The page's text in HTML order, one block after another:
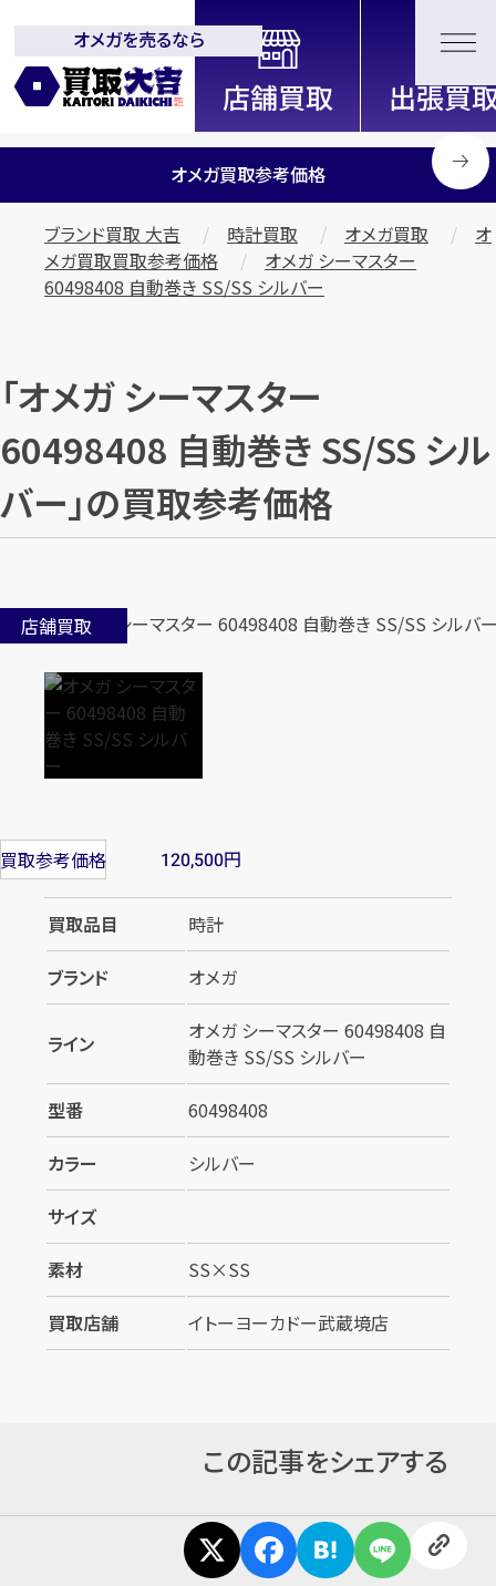
全国2200店舗以上展開中！
信頼と実績の買取専門店「買取大
吉」
オメガを売るなら
オメガ買取参考価格
ブランド買取 大吉 時計買取 オメガ買取
オ
メガ買取買取参考価格
オメガ シーマスター
60498408 自動巻き SS/SS シルバー
「オメガ シーマスター
60498408 自動巻き SS/SS シル
バー」の買取参考価格
店舗買取
買取参考価格 120,500円
買取品目
時計
ブランド
オメガ
ライン
オメガ シーマスター 60498408 自
動巻き SS/SS シルバー
型番
60498408
カラー
シルバー
サイズ
素材
SS×SS
買取店舗
イトーヨーカドー武蔵境店
この記事をシェアする